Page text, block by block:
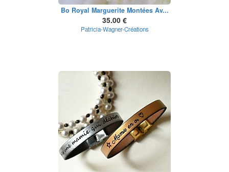
Bo Royal Marguerite Montées Av...
35.00 €
Patricia-Wagner-Créations